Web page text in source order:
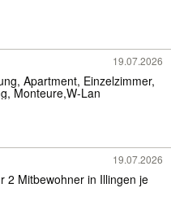
19.07.2026
Apartment, Einzelzimmer,
Monteure,W-Lan
19.07.2026
2 Mitbewohner in Illingen je